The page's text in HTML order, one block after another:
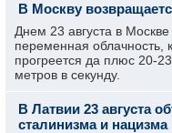
В Москву
Днем 23 августа в
переменная облачность,
прогреется да плюс 20-
метров в секунду.
В Латвии 23 августа
сталинизма и нацизма